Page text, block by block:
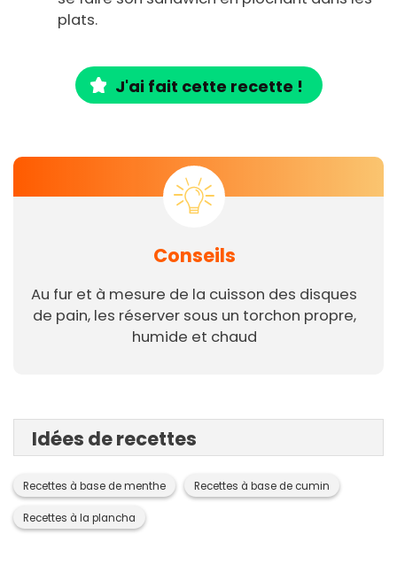
plats.
J'ai fait cette recette !
Conseils
Au fur et à mesure de la cuisson des disques
de pain, les réserver sous un torchon propre,
humide et chaud
Idées de recettes
Recettes à base de menthe Recettes à base de cumin
Recettes à la plancha